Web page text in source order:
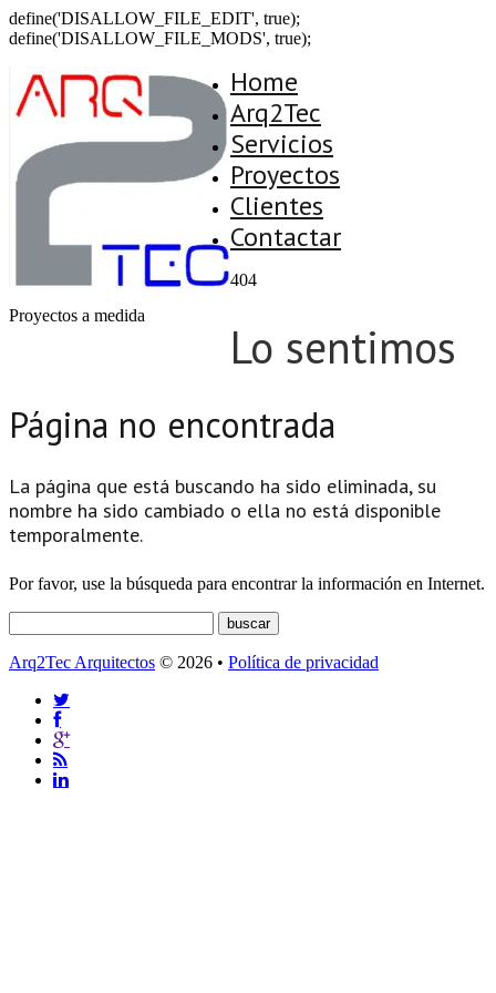
define('DISALLOW_FILE_EDIT', true);
define('DISALLOW_FILE_MODS', true);
Proyectos a medida
Home
Arq2Tec
Servicios
Proyectos
Clientes
Contactar
404
Lo sentimos
Página no encontrada
La página que está buscando ha sido eliminada, su
nombre ha sido cambiado o ella no está disponible
temporalmente.
Por favor, use la búsqueda para encontrar la información en Internet.
Arq2Tec Arquitectos © 2026 • Política de privacidad